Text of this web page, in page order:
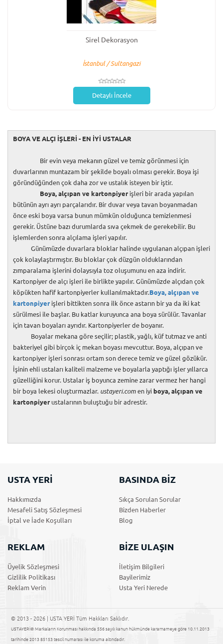
Sirel Dekorasyon
İstanbul / Sultangazi
Detaylı İncele
BOYA VE ALÇI İŞLERİ - EN İYİ USTALAR
Bir evin veya mekanın güzel ve temiz görünmesi için
duvarlarının muntazam bir şekilde boyalı olması gerekir. Boya işi
göründüğünden çok daha zor ve ustalık isteyen bir iştir.
Boya, alçıpan ve kartonpiyerişleri bir arada yapılan
bütünün ayrı ayrı parçalarıdır. Bir duvar veya tavan boyanmadan
önce eski boya varsa bunun mümkün olduğunca temizlenmesi
gerekir. Üstüne bazı durumlarda sıva çekmek de gerekebilir. Bu
işlemlerden sonra alçılama işleri yapılır.
Günümüzde duvarlara bloklar halinde uygulanan alçıpan işleri
çok kolaylaştırmıştır. Bu bloklar çok düzgün olduklarından
zımparalama işlerini dolaysıyla toz oluşumunu en aza indirir.
Kartonpiyer de alçı işleri ile birlikte yapılır. Günümüzde alçıdan çok
köpükten hafif kartonpiyerler kullanılmaktadır.Boya, alçıpan ve
kartonpiyer işleri bittikten sonra ilk önce astarın bir ya da iki kat
sürülmesi ile başlar. Bu katlar kuruyunca ana boya sürülür. Tavanlar
için tavan boyaları ayrıdır. Kartonpiyerler de boyanır.
Boyalar mekana göre seçilir; plastik, yağlı, küf tutmaz ve anti
bakteriyel gibi birçok iç mekan boyası mevcuttur. Boya, alçıpan ve
kartonpiyer işleri sonrası ortam son derece temiz ve güzel gözükür.
İşinin ehli ustaları kaliteli malzeme ve boyalarla yaptığı işler yıllarca
güzelliğini korur. Ustalar iş boyunca zemine zarar vermez her hangi
bir boya lekesi oluşturmazlar. ustayeri.com en iyi boya, alçıpan ve
kartonpiyerustalarının buluştuğu bir adrestir.
USTA YERİ
Hakkımızda
Mesafeli Satış Sözleşmesi
İptal ve İade Koşulları
BASINDA BİZ
Sıkça Sorulan Sorular
Bizden Haberler
Blog
REKLAM
Üyelik Sözleşmesi
Gizlilik Politikası
Reklam Verin
BİZE ULAŞIN
İletişim Bilgileri
Bayilerimiz
Usta Yeri Nerede
© 2013 - 2026 | USTA YERİ Tüm Hakkları Saklıdır.
USTAYERİ® Markaların Korunması hakkında 556 sayılı kanun hükmünde kararnameye göre 10.11.2013
tarihinde 2013 85153 tescil numarası ile koruma altındadır.